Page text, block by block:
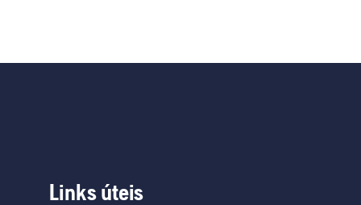
Links úteis